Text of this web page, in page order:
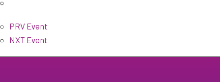
PRV Event
NXT Event